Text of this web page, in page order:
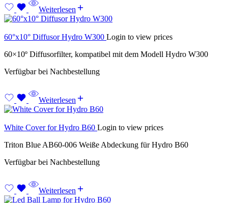
Weiterlesen
60°x10° Diffusor Hydro W300 Login to view prices
60×10º Diffusorfilter, kompatibel mit dem Modell Hydro W300
Verfügbar bei Nachbestellung
Weiterlesen
White Cover for Hydro B60 Login to view prices
Triton Blue AB60-006 Weiße Abdeckung für Hydro B60
Verfügbar bei Nachbestellung
Weiterlesen